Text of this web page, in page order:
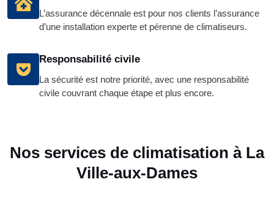
L’assurance décennale est pour nos clients l’assurance
d’une installation experte et pérenne de climatiseurs.
Responsabilité civile
La sécurité est notre priorité, avec une responsabilité
civile couvrant chaque étape et plus encore.
Nos services de climatisation à La
Ville-aux-Dames